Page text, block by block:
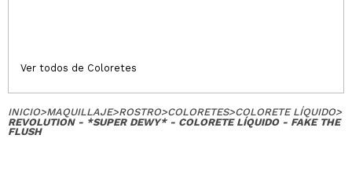
Ver todos de Coloretes
INICIO>MAQUILLAJE>ROSTRO>COLORETES>COLORETE LÍQUIDO>
REVOLUTION - *SUPER DEWY* - COLORETE LÍQUIDO - FAKE THE
FLUSH